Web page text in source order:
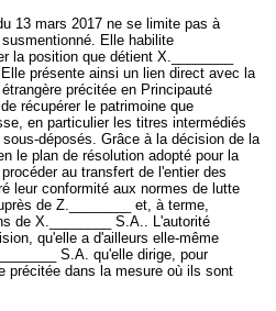
13 mars 2017 ne se limite pas à
Elle habilite
la position que détient X.________
présente ainsi un lien direct avec la
précitée en Principauté
récupérer le patrimoine que
en particulier les titres intermédiés
déposés. Grâce à la décision de la
le plan de résolution adopté pour la
au transfert de l'entier des
leur conformité aux normes de lutte
de Z.________ et, à terme,
de X.________ S.A.. L'autorité
qu'elle a d'ailleurs elle-même
S.A. qu'elle dirige, pour
précitée dans la mesure où ils sont